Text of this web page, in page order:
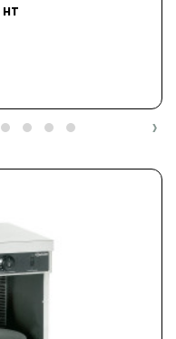
HT
›